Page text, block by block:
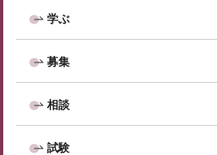
学ぶ
募集
相談
試験